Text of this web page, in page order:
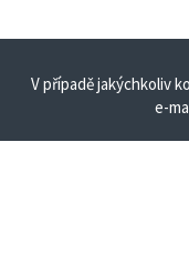
V případě jakýchkoliv
e-